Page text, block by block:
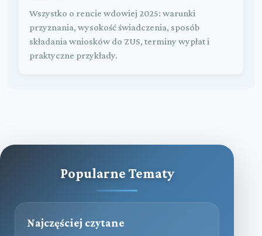
Wszystko o rencie wdowiej 2025: warunki
przyznania, wysokość świadczenia, sposób
składania wniosków do ZUS, terminy wypłat i
praktyczne przykłady.
Popularne Tematy
Najczęściej czytane